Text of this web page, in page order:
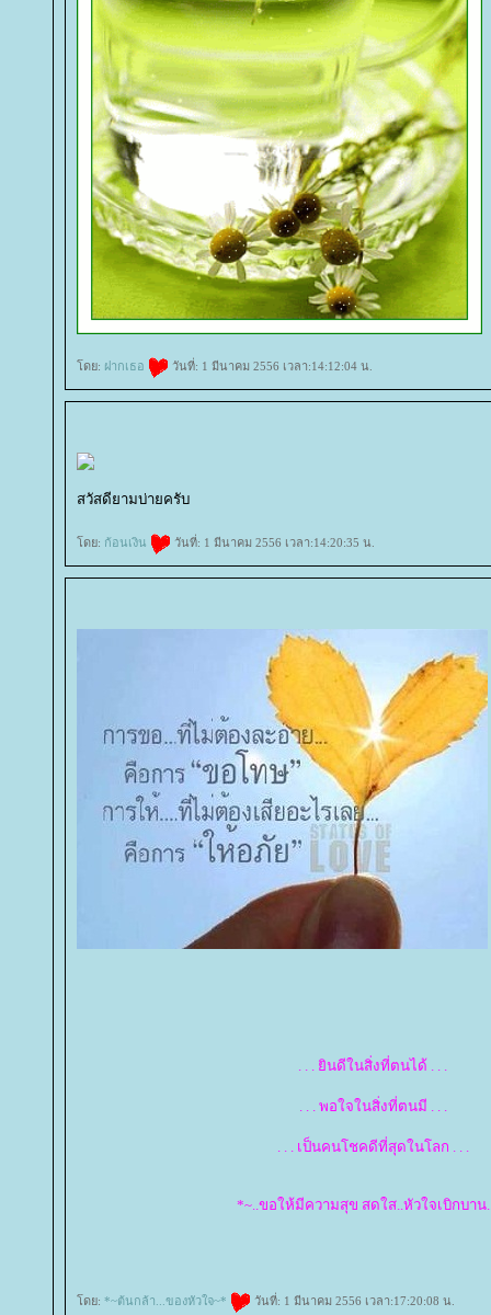
ดย: ฝากเธอ วันที่: 1 มีนาคม 2556 เวลา:14:12:04 น.
สวัสดียามบ่ายครับ
ดย: ก้อนเงิน วันที่: 1 มีนาคม 2556 เวลา:14:20:35 น.
. . . ยินดีในสิ่งที่ตนได้ . . .
. . . พอใจในสิ่งที่ตนมี . . .
. . . เป็นคนโชคดีที่สุดในโลก . . .
*~..ขอให้มีความสุข สดใส..หัวใจเบิกบาน
ดย: *~ต้นกล้า...ของหัวใจ~* วันที่: 1 มีนาคม 2556 เวลา:17:20:08 น.